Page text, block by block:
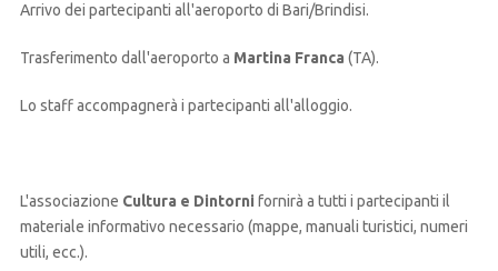
Arrivo dei partecipanti all'aeroporto di Bari/Brindisi.
Trasferimento dall'aeroporto a Martina Franca (TA).
Lo staff accompagnerà i partecipanti all'alloggio.
L'associazione Cultura e Dintorni fornirà a tutti i partecipanti il
materiale informativo necessario (mappe, manuali turistici, numeri
utili, ecc.).